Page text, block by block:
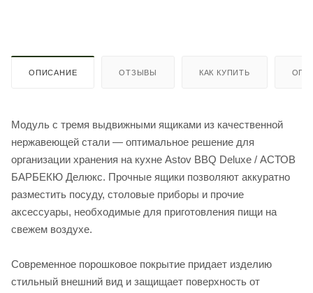
ОПИСАНИЕ ОТЗЫВЫ КАК КУПИТЬ
Модуль с тремя выдвижными ящиками из качественной
нержавеющей стали — оптимальное решение для
организации хранения на кухне Astov BBQ Deluxe / АСТОВ
БАРБЕКЮ Делюкс. Прочные ящики позволяют аккуратно
разместить посуду, столовые приборы и прочие
аксессуары, необходимые для приготовления пищи на
свежем воздухе.
Современное порошковое покрытие придает изделию
стильный внешний вид и защищает поверхность от